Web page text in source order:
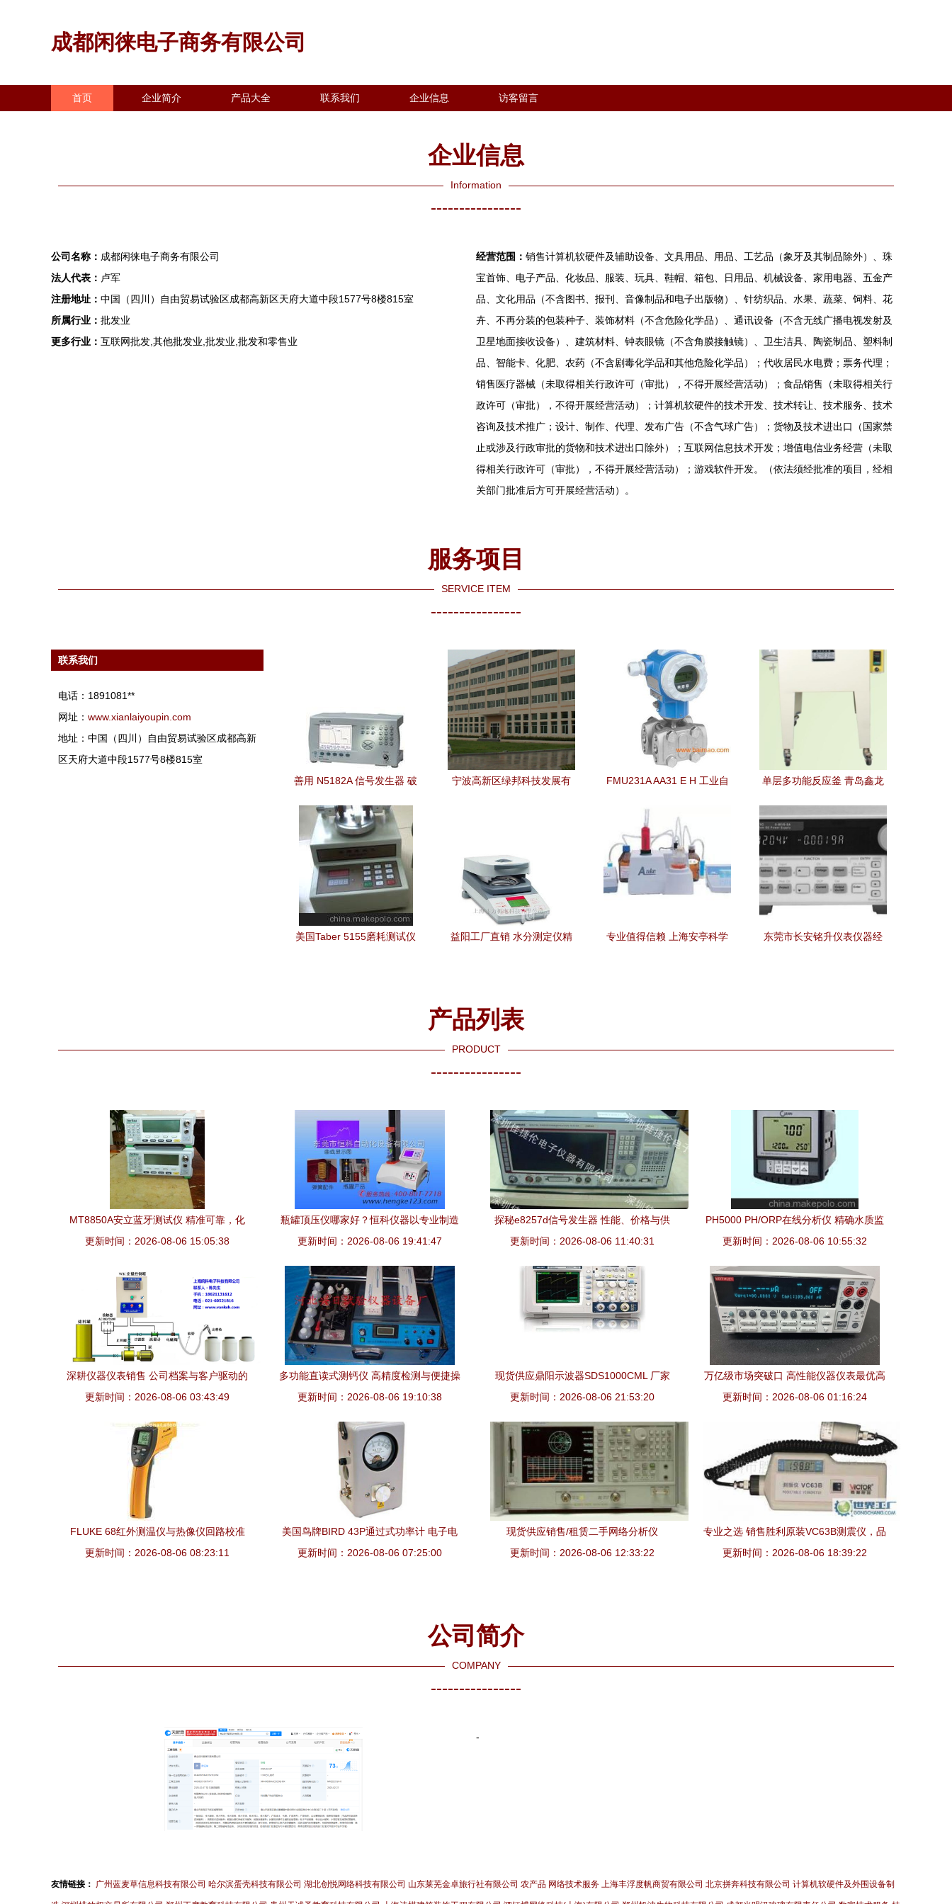
成都闲徕电子商务有限公司
首页 企业简介 产品大全 联系我们 企业信息 访客留言
企业信息
Information
----------------
公司名称： 成都闲徕电子商务有限公司
法人代表： 卢军
注册地址： 中国（四川）自由贸易试验区成都高新区天府大道中段1577号8楼815室
所属行业： 批发业
更多行业： 互联网批发,其他批发业,批发业,批发和零售业
经营范围： 销售计算机软硬件及辅助设备、文具用品、用品、工艺品（象牙及其制品除外）、珠
宝首饰、电子产品、化妆品、服装、玩具、鞋帽、箱包、日用品、机械设备、家用电器、五金产
品、文化用品（不含图书、报刊、音像制品和电子出版物）、针纺织品、水果、蔬菜、饲料、花
卉、不再分装的包装种子、装饰材料（不含危险化学品）、通讯设备（不含无线广播电视发射及
卫星地面接收设备）、建筑材料、钟表眼镜（不含角膜接触镜）、卫生洁具、陶瓷制品、塑料制
品、智能卡、化肥、农药（不含剧毒化学品和其他危险化学品）；代收居民水电费；票务代理；
销售医疗器械（未取得相关行政许可（审批），不得开展经营活动）；食品销售（未取得相关行
政许可（审批），不得开展经营活动）；计算机软硬件的技术开发、技术转让、技术服务、技术
咨询及技术推广；设计、制作、代理、发布广告（不含气球广告）；货物及技术进出口（国家禁
止或涉及行政审批的货物和技术进出口除外）；互联网信息技术开发；增值电信业务经营（未取
得相关行政许可（审批），不得开展经营活动）；游戏软件开发。（依法须经批准的项目，经相
关部门批准后方可开展经营活动）。
服务项目
SERVICE ITEM
----------------
联系我们
电话：1891081**
网址： www.xianlaiyoupin.com
地址：中国（四川）自由贸易试验区成都高新
区天府大道中段1577号8楼815室
善用 N5182A 信号发生器 破
宁波高新区绿邦科技发展有
FMU231A AA31 E H 工业自
报的全面解析
单层多功能反应釜 青岛鑫龙
选
美国Taber 5155磨耗测试仪
益阳工厂直销 水分测定仪精
专业值得信赖 上海安亭科学
东莞市长安铭升仪表仪器经
产品列表
PRODUCT
----------------
MT8850A安立蓝牙测试仪 精准可靠，化
工仪器网诚信促销中
更新时间：2026-08-06 15:05:38
瓶罐顶压仪哪家好？恒科仪器以专业制造
与智能科技赢得信赖
更新时间：2026-08-06 19:41:47
探秘e8257d信号发生器 性能、价格与供
应商深度解析
更新时间：2026-08-06 11:40:31
PH5000 PH/ORP在线分析仪 精确水质监
测的进口标杆
更新时间：2026-08-06 10:55:32
深耕仪器仪表销售 公司档案与客户驱动的
匠心服务
更新时间：2026-08-06 03:43:49
多功能直读式测钙仪 高精度检测与便捷操
作的典范
更新时间：2026-08-06 19:10:38
现货供应鼎阳示波器SDS1000CML 厂家
直供特价销售，助力仪器仪表精准测量
更新时间：2026-08-06 21:53:20
万亿级市场突破口 高性能仪器仪表最优高
效采购突围盘 – ZX/917 序列精准定位技
进阶市场中致胜
更新时间：2026-08-06 01:16:24
FLUKE 68红外测温仪与热像仪回路校准
检测 核心价值与应用解析
更新时间：2026-08-06 08:23:11
美国鸟牌BIRD 43P通过式功率计 电子电
工与光学测量领域的可靠工具
更新时间：2026-08-06 07:25:00
现货供应销售/租赁二手网络分析仪
8753E，专业仪器仪表选择新方案
更新时间：2026-08-06 12:33:22
专业之选 销售胜利原装VC63B测震仪，品
质保障，服务无忧
更新时间：2026-08-06 18:39:22
公司简介
COMPANY
----------------
-
友情链接： 广州蓝麦草信息科技有限公司 哈尔滨蛋壳科技有限公司 湖北创悦网络科技有限公司 山东莱芜金卓旅行社有限公司 农产品 网络技术服务 上海丰浮度帆商贸有限公司 北京拼奔科技有限公司 计算机软硬件及外围设备制